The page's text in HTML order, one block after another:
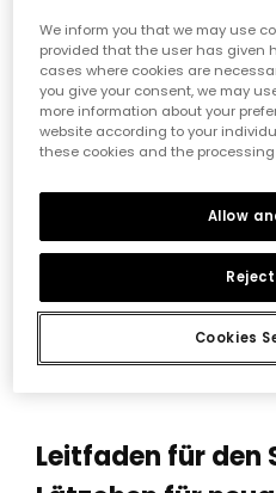
6,45 €
*Rabatt
Leitfaden für den
We inform you that we may use
provided that the user has given
cases where cookies are
you give your consent, we may
more information about your
website according to your
these cookies and the
Cookies
Allow